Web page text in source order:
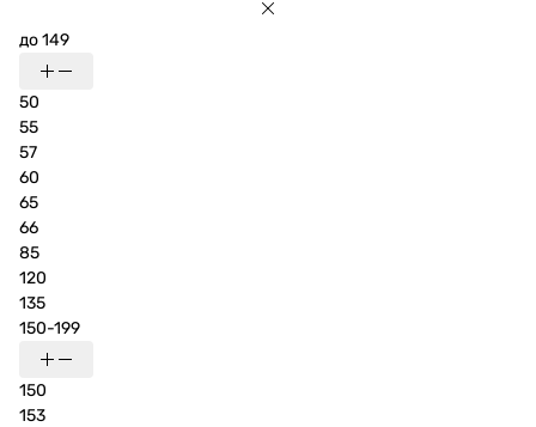
до 149
50
55
57
60
65
66
85
120
135
150-199
150
153